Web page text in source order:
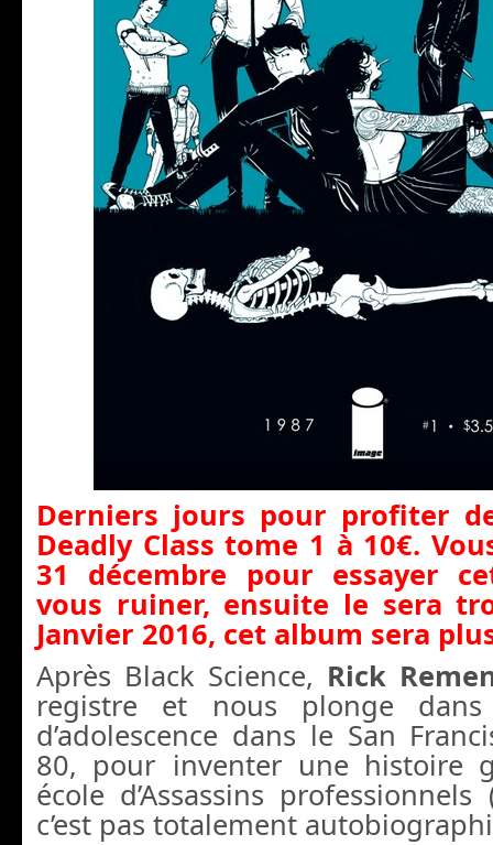
Derniers jours pour profiter
Deadly Class tome 1 à 10€.
31 décembre pour essayer
vous ruiner, ensuite le sera
Janvier 2016, cet album sera
Après Black Science, Rick
registre et nous plonge dans
d’adolescence dans le San
80, pour inventer une histoire
école d’Assassins
c’est pas totalement